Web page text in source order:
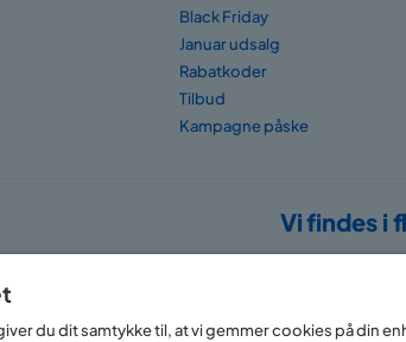
Black Friday
Januar udsalg
Rabatkoder
Tilbud
Kampagne påske
Vi findes i
du dit samtykke til, at vi gemmer cookies på din